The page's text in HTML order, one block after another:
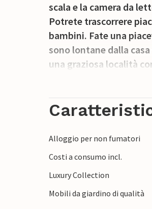
scala e la camera da
Potrete trascorrere
bambini. Fate una
sono lontane dalla
una graziosa località
Alloggio per non fumatori
Costi a consumo incl.
Luxury Collection
Mobili da giardino di qualità